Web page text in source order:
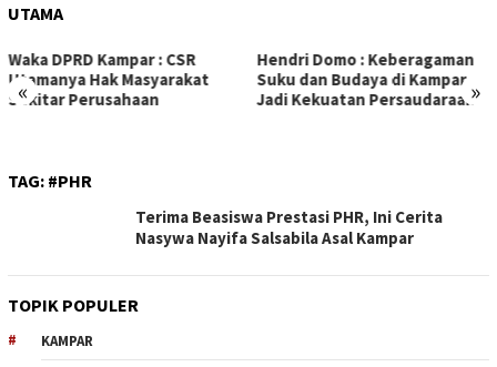
UTAMA
« »
Waka DPRD Kampar : CSR
Utamanya Hak Masyarakat
Sekitar Perusahaan
Hendri Domo : Keberagaman
Suku dan Budaya di Kampar
Jadi Kekuatan Persaudaraan
TAG: #PHR
Terima Beasiswa Prestasi PHR, Ini Cerita
Nasywa Nayifa Salsabila Asal Kampar
TOPIK POPULER
KAMPAR